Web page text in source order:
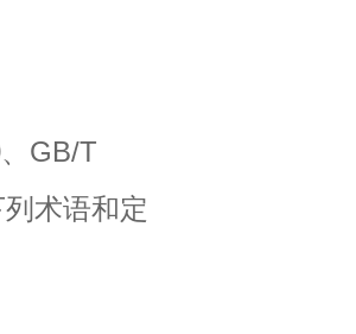
GB/T
术语和定